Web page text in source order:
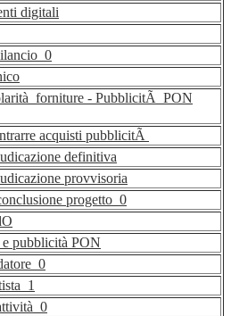
digitali
forniture - PubblicitÃ PON
acquisti pubblicitÃ
definitiva
provvisoria
progetto_0
pubblicità PON